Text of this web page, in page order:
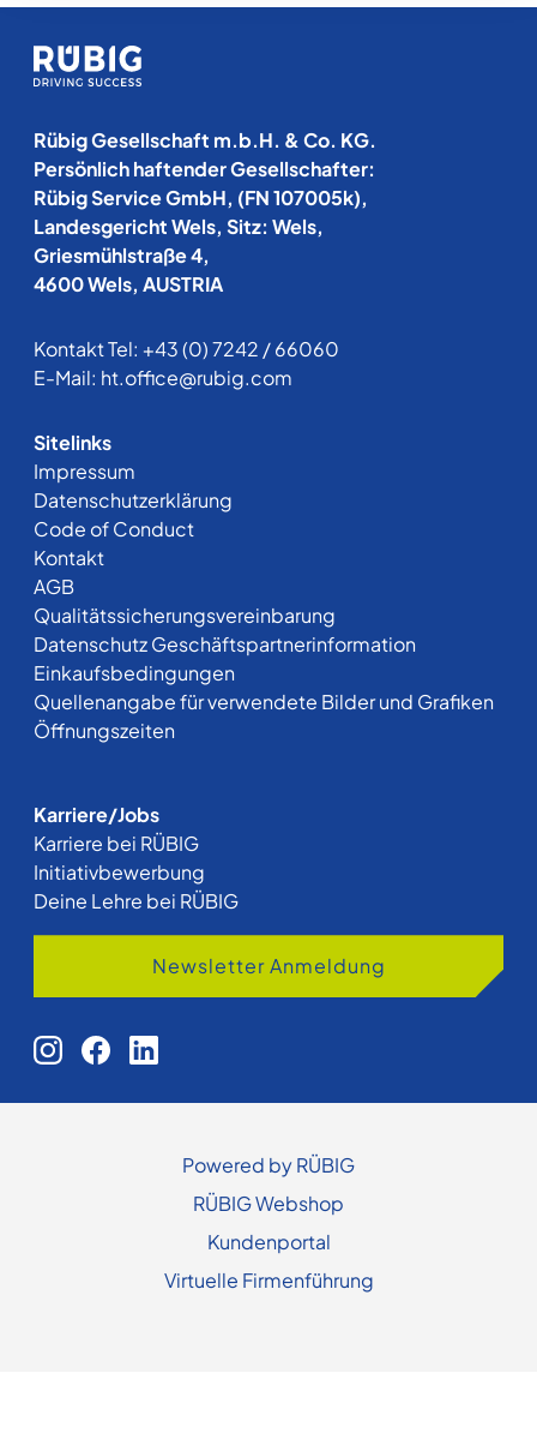
Rübig Gesellschaft m.b.H. & Co. KG.
Persönlich haftender Gesellschafter:
Rübig Service GmbH, (FN 107005k),
Landesgericht Wels, Sitz: Wels,
Griesmühlstraße 4,
4600 Wels, AUSTRIA
Kontakt Tel: +43 (0) 7242 / 66060
E-Mail: ht.office@rubig.com
Sitelinks
Impressum
Datenschutzerklärung
Code of Conduct
Kontakt
AGB
Qualitätssicherungsvereinbarung
Datenschutz Geschäftspartnerinformation
Einkaufsbedingungen
Quellenangabe für verwendete Bilder und Grafiken
Öffnungszeiten
Karriere/Jobs
Karriere bei RÜBIG
Initiativbewerbung
Deine Lehre bei RÜBIG
Newsletter Anmeldung
Powered by RÜBIG
RÜBIG Webshop
Kundenportal
Virtuelle Firmenführung